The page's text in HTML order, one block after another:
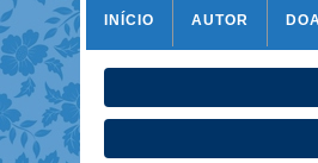
INÍCIO AUTOR